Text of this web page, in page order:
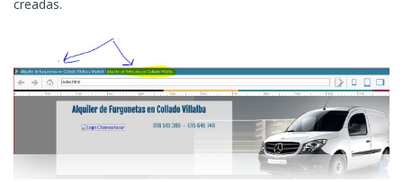
creadas.